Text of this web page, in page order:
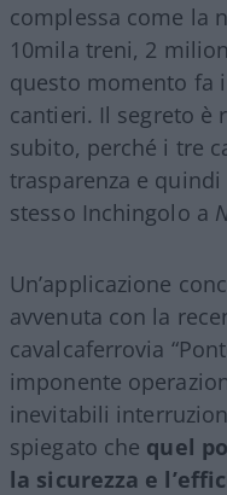
complessa come la
10mila treni, 2
questo momento fa
cantieri. Il segreto è
subito, perché i tre
trasparenza e quindi
stesso Inchingolo a
Un’applicazione
avvenuta con la
cavalcaferrovia
imponente
inevitabili
spiegato che quel
la sicurezza e